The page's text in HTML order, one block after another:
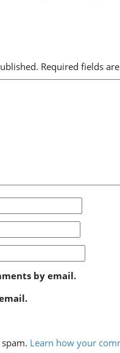
Required fields
by email.
Learn how your